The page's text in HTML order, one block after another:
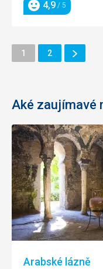
Hodnotenie
4,9 / 5
Stránka
1 Stránka
2
Ďalšie
Stránka
Aké zaujímavé
Arabské lázně
Pevnosť
Capdepera
Pevnosť
Capdepera
bola
založená
okolo
1300,
Golfové
ihrisko
Capdepera
Toto
ihrisko
navrhol
slvávny,
architekt